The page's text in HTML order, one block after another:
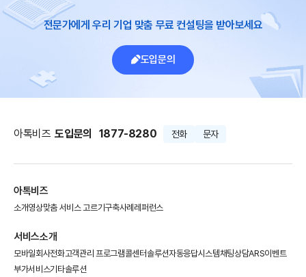
전문가에게 우리 기업 맞춤 무료 컨설팅을 받아보세요
도입문의
아톡비즈 도입문의 1877-8280 전화 문자
아톡비즈
소개영상맞춤 서비스 고르기구축사례레퍼런스
서비스소개
모바일회사전화고객관리 프로그램콜센터솔루션자동응답시스템채팅상담ARS이벤트
부가서비스기타솔루션